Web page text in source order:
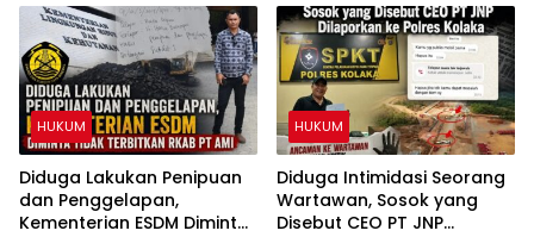
Perizinan Rumah Pijat Utami
Penggelapan
HUKUM
Diduga Lakukan Penipuan
dan Penggelapan,
Kementerian ESDM Diminta
HUKUM
Diduga Intimidasi Seorang
Wartawan, Sosok yang
Disebut CEO PT JNP